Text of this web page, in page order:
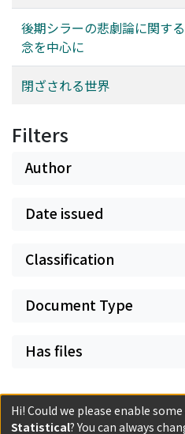
後期シラーの悲劇論に関す
念を中心に
閉ざされる世界
Filters
Author
Date issued
Classification
Document Type
Has files
Hi! Could we please enable
Statistical? You can always